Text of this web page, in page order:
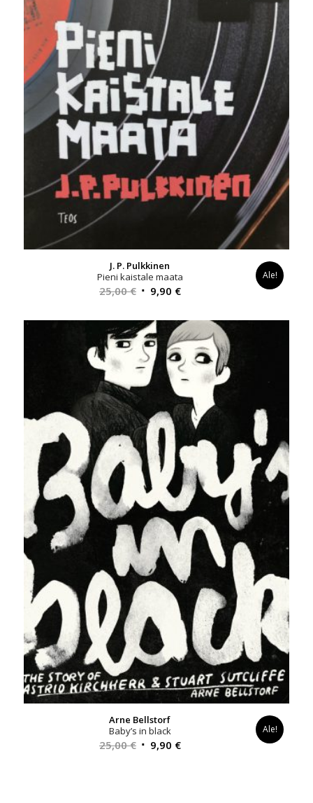
J. P. Pulkkinen
Pieni kaistale maata
25,00€ Alkuperäinen
oli:
25,00 €.
9,90 €Nykyinen
on:
9,90 €.
Ale!
Arne Bellstorf
Baby’s in black
25,00€ Alkuperäinen
9,90 €Nykyinen
Ale!